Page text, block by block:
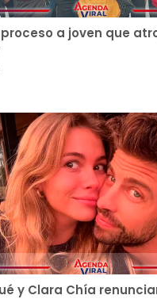
a joven que
y Clara Chía